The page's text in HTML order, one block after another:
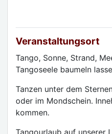
Veranstaltungsort
Tango, Sonne, Strand,
Tangoseele baumeln
Tanzen unter dem
oder im Mondschein.
kommen.
Tangourlaub auf unserer